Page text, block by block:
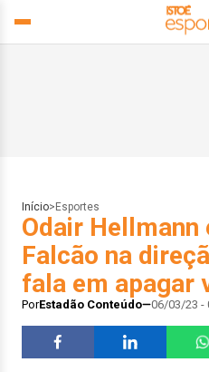
Início> Esportes
Odair Hellmann
Falcão na
fala em apagar
PorEstadão Conteúdo 06/03/23 -